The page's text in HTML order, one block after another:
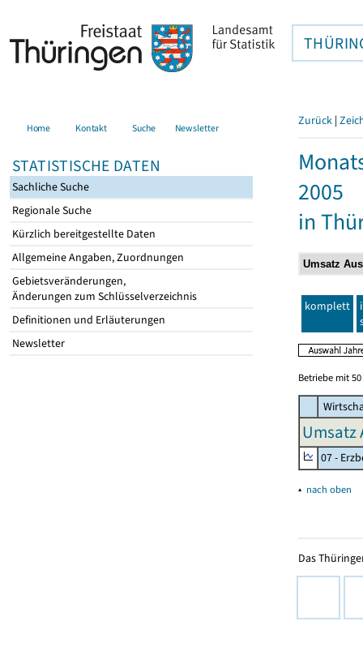
Home Kontakt Suche Newsletter
STATISTISCHE DATEN
Sachliche Suche
Regionale Suche
Kürzlich bereitgestellte Daten
Allgemeine Angaben, Zuordnungen
Gebietsveränderungen,
Änderungen zum Schlüsselverzeichnis
Definitionen und Erläuterungen
Newsletter
Zurück |
2005
in
komplett
Betriebe mit
Umsatz
07 -
▴ nach oben
Das